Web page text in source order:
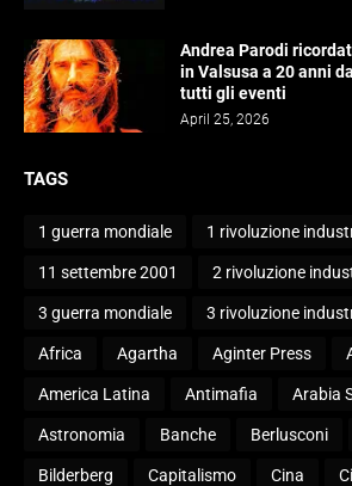
Andrea Parodi
in Valsusa a 20 anni
tutti gli eventi
April 25, 2026
TAGS
1 guerra mondiale 1 rivoluzione
11 settembre 2001 2 rivoluzione
3 guerra mondiale 3 rivoluzione
Africa Agartha Aginter Press
America Latina Antimafia Arabia
Astronomia Banche Berlusconi
Bilderberg Capitalismo Cina